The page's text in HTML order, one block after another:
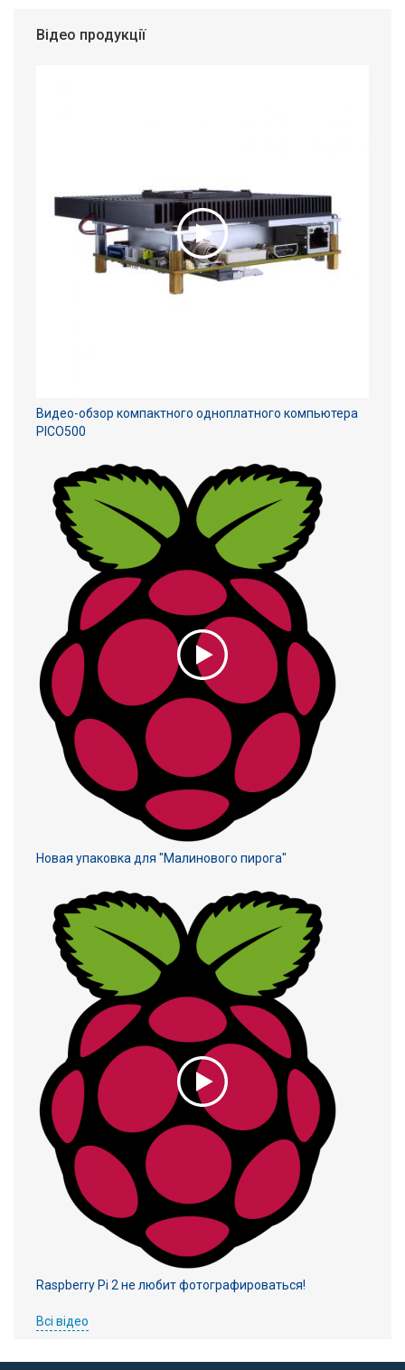
Відео продукції
Видео-обзор компактного одноплатного компьютера
PICO500
Новая упаковка для "Малинового пирога"
Raspberry Pi 2 не любит фотографироваться!
Всі відео